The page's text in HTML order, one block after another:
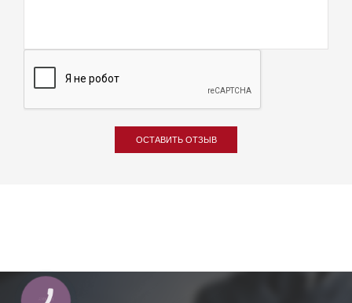
ОСТАВИТЬ ОТЗЫВ